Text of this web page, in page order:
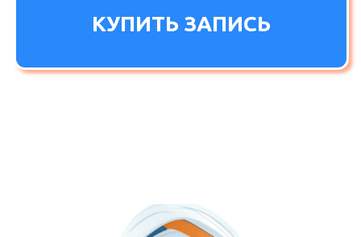
ПРОГРАММАСПИКЕРЫ
ОНЛАЙН-КОНФЕРЕНЦИЯ